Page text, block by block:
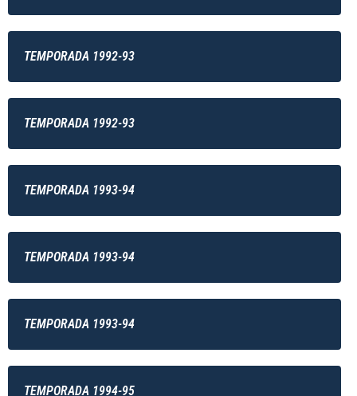
TEMPORADA 1992-93
TEMPORADA 1992-93
TEMPORADA 1993-94
TEMPORADA 1993-94
TEMPORADA 1993-94
TEMPORADA 1994-95